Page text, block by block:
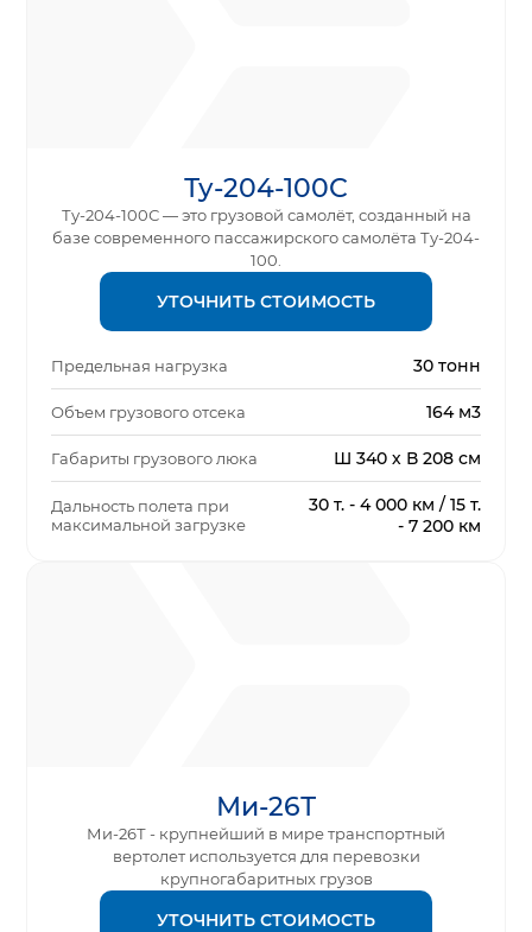
Ту-204-100С
Ту-204-100С — это грузовой самолёт, созданный на
базе современного пассажирского самолёта Ту-204-
100.
УТОЧНИТЬ СТОИМОСТЬ
Предельная нагрузка 30 тонн
Объем грузового отсека 164 м3
Габариты грузового люка Ш 340 х В 208 см
Дальность полета при
максимальной загрузке
30 т. - 4 000 км / 15 т.
- 7 200 км
Ми-26Т
Ми-26Т - крупнейший в мире транспортный
вертолет используется для перевозки
крупногабаритных грузов
УТОЧНИТЬ СТОИМОСТЬ